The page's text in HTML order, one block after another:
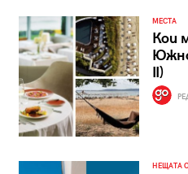
МЕСТА
Кои
II)
НЕЩАТА